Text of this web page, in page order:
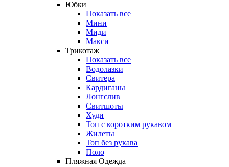
Юбки
Показать все
Мини
Миди
Макси
Трикотаж
Показать все
Водолазки
Свитера
Кардиганы
Лонгслив
Свитшоты
Худи
Топ с коротким рукавом
Жилеты
Топ без рукава
Поло
Пляжная Одежда